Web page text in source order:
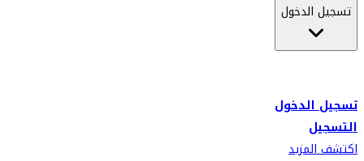
تسجيل الدخول
تسجيل الدخول
التسجيل
اكتشف المزيد